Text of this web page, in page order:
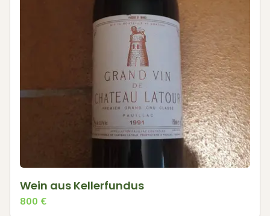
Wein aus Kellerfundus
800 €